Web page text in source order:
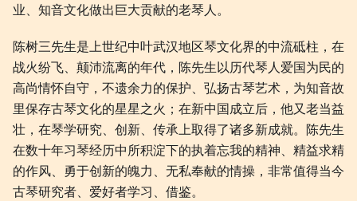
业、知音文化做出巨大贡献的老琴人。
陈树三先生是上世纪中叶武汉地区琴文化界的中流砥柱，在
战火纷飞、颠沛流离的年代，陈先生以历代琴人爱国为民的
高尚情怀自守，不遗余力的保护、弘扬古琴艺术，为知音故
里保存古琴文化的星星之火；在新中国成立后，他又老当益
壮，在琴学研究、创新、传承上取得了诸多新成就。陈先生
在数十年习琴经历中所积淀下的执着忘我的精神、精益求精
的作风、勇于创新的魄力、无私奉献的情操，非常值得当今
古琴研究者、爱好者学习、借鉴。